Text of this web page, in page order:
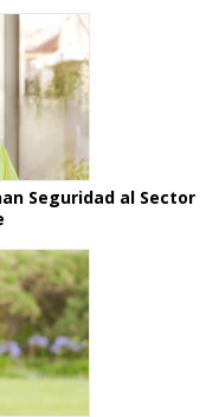
Seguridad al Sector